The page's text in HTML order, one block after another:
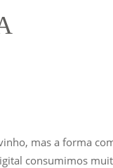
mas a forma
consumimos